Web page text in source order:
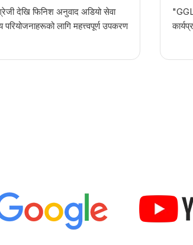
देखि फिनिश अनुवाद अडियोसेवा
परियोजनाहरूको लागि महत्त्वपूर्ण उपकरण